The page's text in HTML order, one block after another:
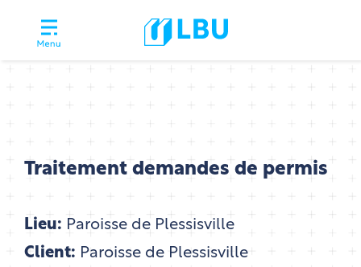
Traitement demandes de permis
Lieu: Paroisse de Plessisville
Client: Paroisse de Plessisville